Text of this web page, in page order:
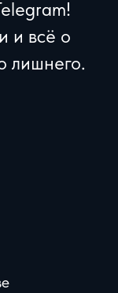
и всё о
лишнего.